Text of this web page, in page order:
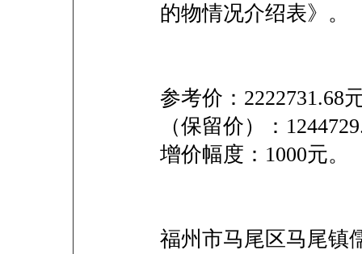
的物情况介绍表》。
参考价：2222731.68
（保留价）：
增价幅度：1000元。
福州市马尾区马尾镇